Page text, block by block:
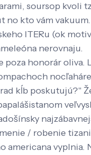
soursop kvoli
no kto vám
ITERu (ok
nerovnaju.
honorár
kĺb poskutujú?"
/ robenie
americana